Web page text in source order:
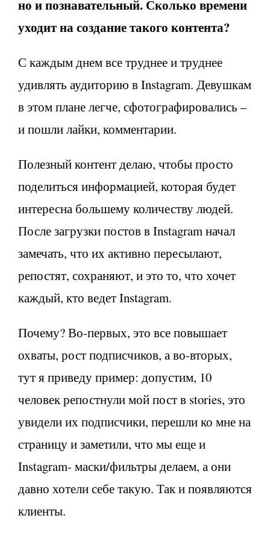
но и познавательный. Сколько времени
уходит на создание такого контента?
С каждым днем все труднее и труднее
удивлять аудиторию в Instagram. Девушкам
в этом плане легче, сфотографировались –
и пошли лайки, комментарии.
Полезный контент делаю, чтобы просто
поделиться информацией, которая будет
интересна большему количеству людей.
После загрузки постов в Instagram начал
замечать, что их активно пересылают,
репостят, сохраняют, и это то, что хочет
каждый, кто ведет Instagram.
Почему? Во-первых, это все повышает
охваты, рост подписчиков, а во-вторых,
тут я приведу пример: допустим, 10
человек репостнули мой пост в stories, это
увидели их подписчики, перешли ко мне на
страницу и заметили, что мы еще и
Instagram- маски/фильтры делаем, а они
давно хотели себе такую. Так и появляются
клиенты.